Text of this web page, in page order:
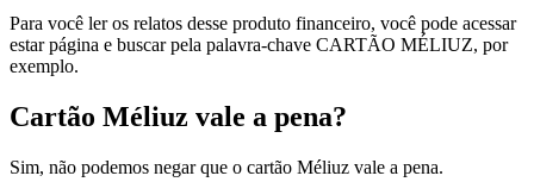
Para você ler os relatos desse produto financeiro, você pode acessar
estar página e buscar pela palavra-chave CARTÃO MÉLIUZ, por
exemplo.
Cartão Méliuz vale a pena?
Sim, não podemos negar que o cartão Méliuz vale a pena.